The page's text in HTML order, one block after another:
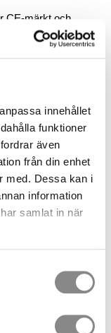
innehållet
funktioner
även
från din enhet
med. Dessa kan i
information
samlat in när
CE-märkt och
våra block uppfyller
Edge
vertikalt bruk. Max vikt
och vertikalt bruk, samt
vajer. Max vikt